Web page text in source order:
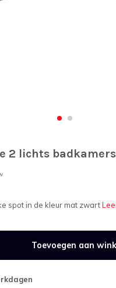
2 lichts
spot in de kleur mat zwart
Toevoegen aan